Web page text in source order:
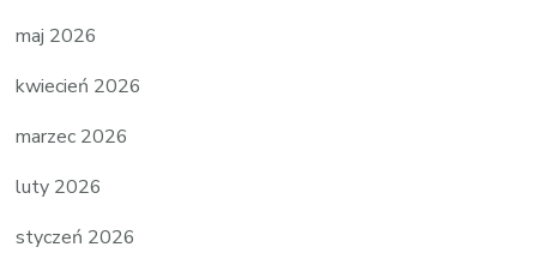
maj 2026
kwiecień 2026
marzec 2026
luty 2026
styczeń 2026